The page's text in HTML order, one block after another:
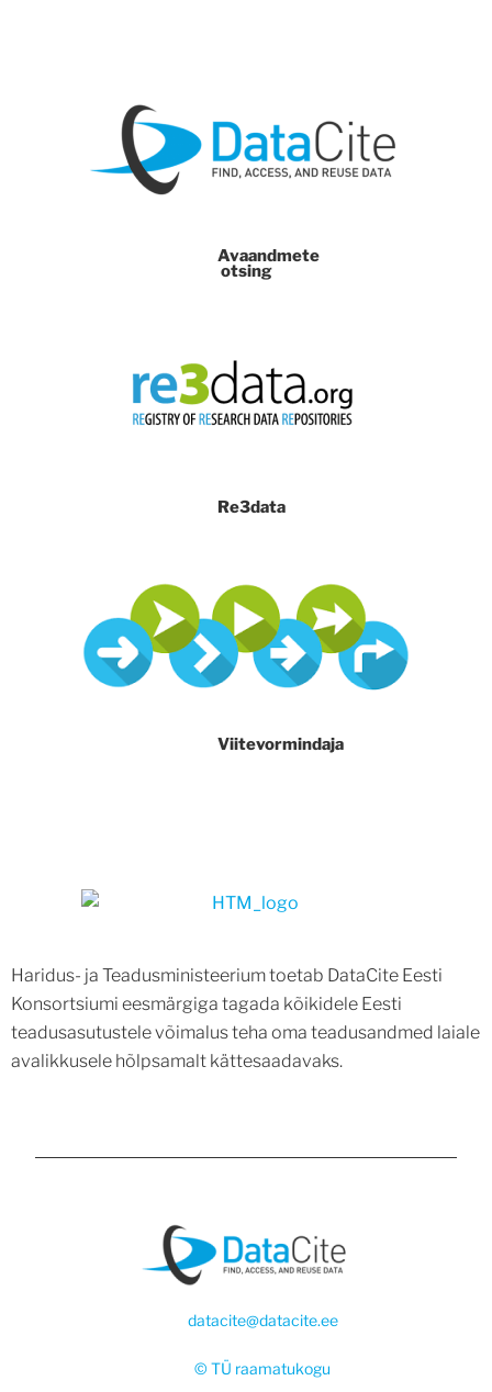
Avaandmete
otsing
Re3data
Viitevormindaja
Haridus- ja Teadusministeerium toetab DataCite Eesti
Konsortsiumi eesmärgiga tagada kõikidele Eesti
teadusasutustele võimalus teha oma teadusandmed laiale
avalikkusele hõlpsamalt kättesaadavaks.
datacite@datacite.ee
© TÜ raamatukogu